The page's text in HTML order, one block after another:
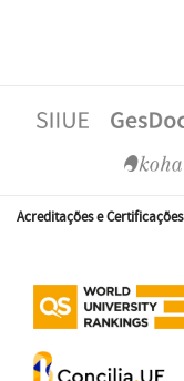
Acreditações e Certificações